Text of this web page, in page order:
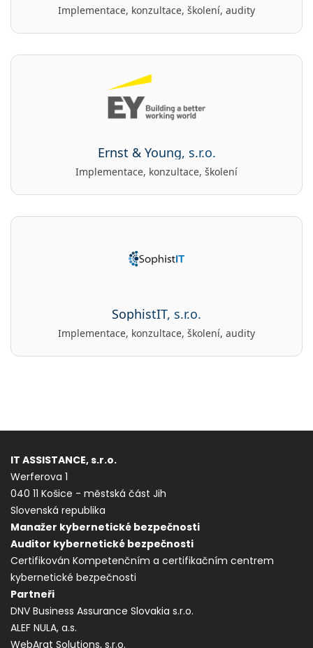
Implementace, konzultace, školení, audity
Ernst & Young, s.r.o.
Implementace, konzultace, školení
SophistIT, s.r.o.
Implementace, konzultace, školení, audity
IT ASSISTANCE, s.r.o.
Werferova 1
040 11 Košice - městská část Jih
Slovenská republika
Manažer kybernetické bezpečnosti
Auditor kybernetické bezpečnosti
Certifikován Kompetenčním a certifikačním centrem
kybernetické bezpečnosti
Partneři
DNV Business Assurance Slovakia s.r.o.
ALEF NULA, a.s.
WebArat Solutions, s.r.o.